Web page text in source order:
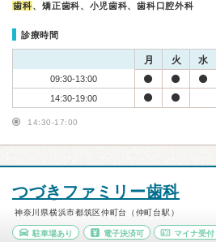
歯科、矯正歯科、小児歯科、歯科口腔外科
診療時間
月 火 水
09:30-13:00
14:30-19:00
14:30-17:00
つづきファミリー歯科
神奈川県横浜市都筑区仲町台（仲町台駅）
駐車場あり 電子決済可 マイナ受付